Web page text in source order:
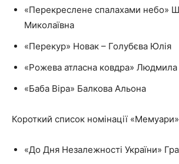
«Перекреслене спалахами небо»
Миколаївна
«Перекур» Новак – Голубєва Юлія
«Рожева атласна ковдра»
«Баба Віра» Балкова Альона
Короткий список номінації «Мемуари»
«До Дня Незалежності України»